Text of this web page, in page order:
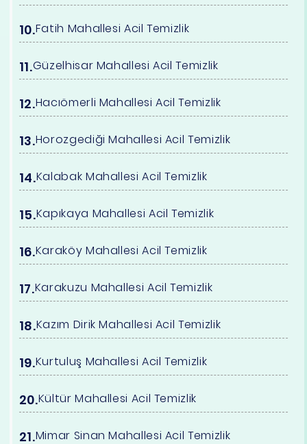
Fatih Mahallesi Acil Temizlik
Güzelhisar Mahallesi Acil Temizlik
Hacıömerli Mahallesi Acil Temizlik
Horozgediği Mahallesi Acil Temizlik
Kalabak Mahallesi Acil Temizlik
Kapıkaya Mahallesi Acil Temizlik
Karaköy Mahallesi Acil Temizlik
Karakuzu Mahallesi Acil Temizlik
Kazım Dirik Mahallesi Acil Temizlik
Kurtuluş Mahallesi Acil Temizlik
Kültür Mahallesi Acil Temizlik
Mimar Sinan Mahallesi Acil Temizlik